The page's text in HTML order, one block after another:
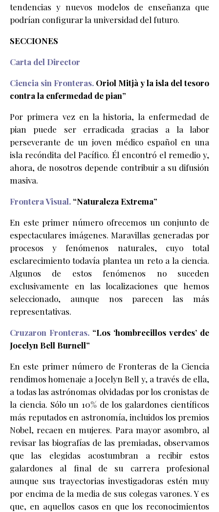
tendencias y nuevos modelos de enseñanza que
podrían configurar la universidad del futuro.
SECCIONES
Carta del Director
Ciencia sin Fronteras. Oriol Mitjà y la isla del tesoro
contra la enfermedad de pian”
Por primera vez en la historia, la enfermedad de
pian puede ser erradicada gracias a la labor
perseverante de un joven médico español en una
isla recóndita del Pacífico. Él encontró el remedio y,
ahora, de nosotros depende contribuir a su difusión
masiva.
Frontera Visual. “Naturaleza Extrema”
En este primer número ofrecemos un conjunto de
espectaculares imágenes. Maravillas generadas por
procesos y fenómenos naturales, cuyo total
esclarecimiento todavía plantea un reto a la ciencia.
Algunos de estos fenómenos no suceden
exclusivamente en las localizaciones que hemos
seleccionado, aunque nos parecen las más
representativas.
Cruzaron Fronteras. “Los ‘hombrecillos verdes’ de
Jocelyn Bell Burnell”
En este primer número de Fronteras de la Ciencia
rendimos homenaje a Jocelyn Bell y, a través de ella,
a todas las astrónomas olvidadas por los cronistas de
la ciencia. Sólo un 10% de los galardones científicos
más reputados en astronomía, incluidos los premios
Nobel, recaen en mujeres. Para mayor asombro, al
revisar las biografías de las premiadas, observamos
que las elegidas acostumbran a recibir estos
galardones al final de su carrera profesional
aunque sus trayectorias investigadoras estén muy
por encima de la media de sus colegas varones. Y es
que, en aquellos casos en que los reconocimientos